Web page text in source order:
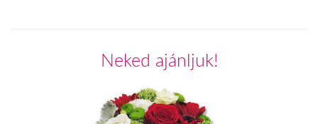
Neked ajánljuk!